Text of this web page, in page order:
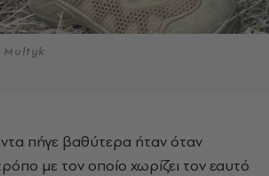
Multyk
με τον οποίο χωρίζει τον εαυτό